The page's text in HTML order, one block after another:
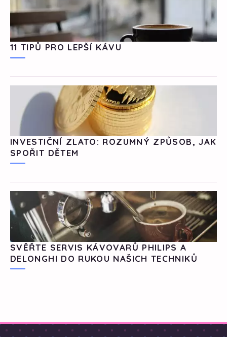
11 TIPŮ PRO LEPŠÍ KÁVU
INVESTIČNÍ ZLATO: ROZUMNÝ ZPŮSOB, JAK
SPOŘIT DĚTEM
SVĚŘTE SERVIS KÁVOVARŮ PHILIPS A
DELONGHI DO RUKOU NAŠICH TECHNIKŮ